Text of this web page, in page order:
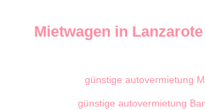
Mietwagen in
günstige autovermietung
günstige autovermietung